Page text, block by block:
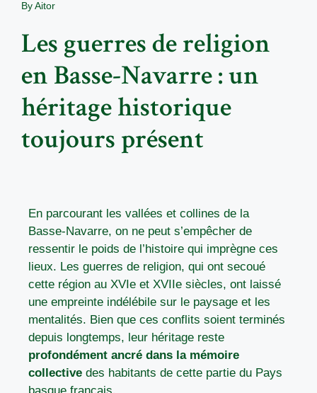
ByAitor
Les guerres de religion
en Basse-Navarre : un
héritage historique
toujours présent
En parcourant les vallées et collines de la
Basse-Navarre, on ne peut s’empêcher de
ressentir le poids de l’histoire qui imprègne ces
lieux. Les guerres de religion, qui ont secoué
cette région au XVIe et XVIIe siècles, ont laissé
une empreinte indélébile sur le paysage et les
mentalités. Bien que ces conflits soient terminés
depuis longtemps, leur héritage reste
profondément ancré dans la mémoire
collective des habitants de cette partie du Pays
basque français.